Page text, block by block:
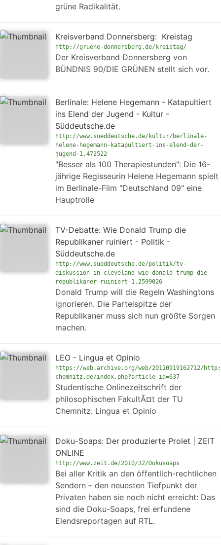
grüne Radikalität.
Kreisverband Donnersberg: Kreistag
http://gruene-donnersberg.de/kreistag/
Der Kreisverband Donnersberg von
BÜNDNIS 90/DIE GRÜNEN stellt sich vor.
Berlinale: Helene Hegemann - Katapultiert
ins Elend der Jugend - Kultur -
Süddeutsche.de
http://www.sueddeutsche.de/kultur/berlinale-
helene-hegemann-katapultiert-ins-elend-der-
jugend-1.472522
"Besser als 100 Therapiestunden": Die 16-
jährige Regisseurin Helene Hegemann spielt
im Berlinale-Film "Deutschland 09" eine
Hauptrolle
TV-Debatte: Wie Donald Trump die
Republikaner ruiniert - Politik -
Süddeutsche.de
http://www.sueddeutsche.de/politik/tv-
diskussion-in-cleveland-wie-donald-trump-die-
republikaner-ruiniert-1.2599026
Donald Trump will die Regeln Washingtons
ignorieren. Die Parteispitze der
Republikaner muss sich nun größte Sorgen
machen.
LEO - Lingua et Opinio
https://web.archive.org/web/20110919162712/
chemnitz.de/index.php?article_id=637
Studentische Onlinezeitschrift der
philosophischen FakultÃ¤t der TU
Chemnitz. Lingua et Opinio
Doku-Soaps: Der produzierte Prolet | ZEIT
ONLINE
http://www.zeit.de/2010/32/Dokusoaps
Bei aller Kritik an den öffentlich-rechtlichen
Sendern – den neuesten Tiefpunkt der
Privaten haben sie noch nicht erreicht: Das
sind die Doku-Soaps, frei erfundene
Elendsreportagen auf RTL.